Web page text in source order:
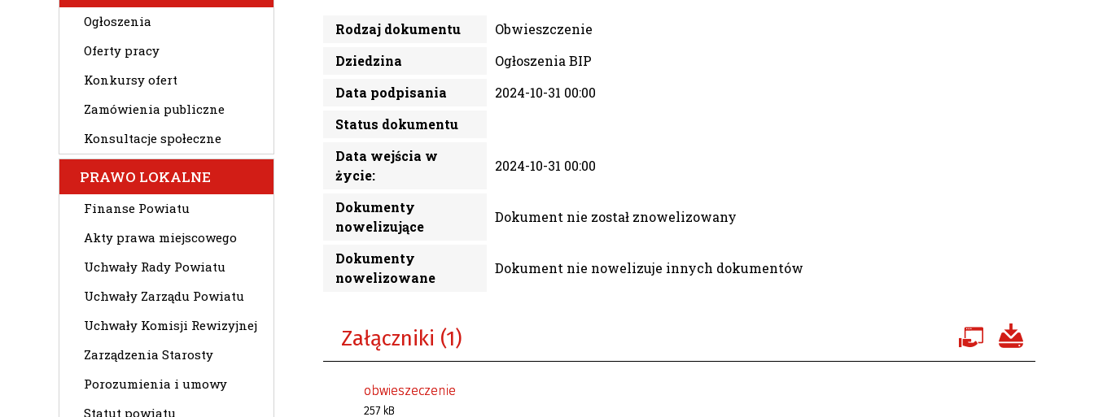
Ogłoszenia
Oferty pracy
Konkursy ofert
Zamówienia publiczne
Konsultacje społeczne
PRAWO LOKALNE
Finanse Powiatu
Akty prawa miejscowego
Uchwały Rady Powiatu
Uchwały Zarządu Powiatu
Uchwały Komisji Rewizyjnej
Zarządzenia Starosty
Porozumienia i umowy
Statut powiatu
Rodzaj dokumentu
Obwieszczenie
Dziedzina
Ogłoszenia BIP
Data podpisania
2024-10-31 00:00
Status dokumentu
Data wejścia w
życie:
2024-10-31 00:00
Dokumenty
nowelizujące
Dokument nie został znowelizowany
Dokumenty
nowelizowane
Dokument nie nowelizuje innych dokumentów
Załączniki (1)
obwieszeczenie
257 kB